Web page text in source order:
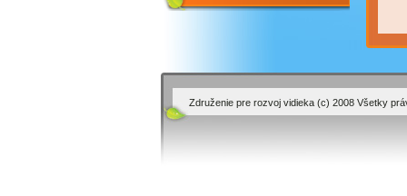
Združenie pre rozvoj vidieka (c) 2008 Všetky